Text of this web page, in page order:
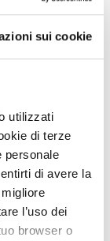
sui cookie
utilizzati
di terze
personale
di avere la
l’uso dei
browser o
su tre